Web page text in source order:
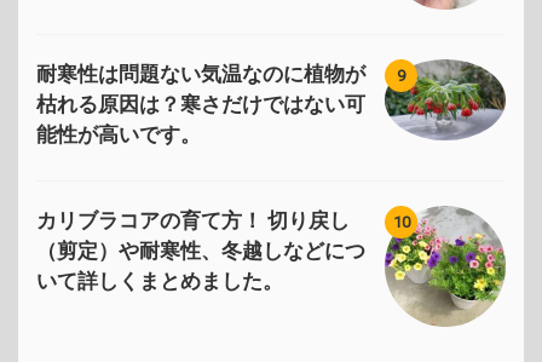
9
耐寒性は問題ない気温なのに植物が
枯れる原因は？寒さだけではない可
能性が高いです。
10
カリブラコアの育て方！ 切り戻し
（剪定）や耐寒性、冬越しなどにつ
いて詳しくまとめました。